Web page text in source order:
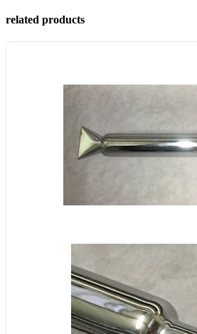
related products